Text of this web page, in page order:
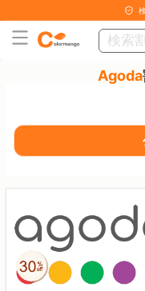
Agoda